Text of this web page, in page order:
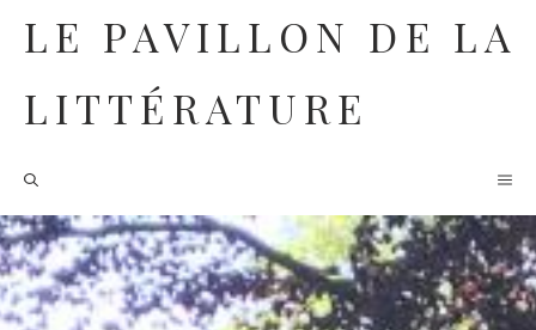
contenu
LE PAVILLON DE LA
LITTÉRATURE